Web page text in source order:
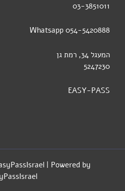
03-3851011
054-5420888 Whatsapp
המעגל 34, רמת גן
5247230
EASY-PASS
| Powered by